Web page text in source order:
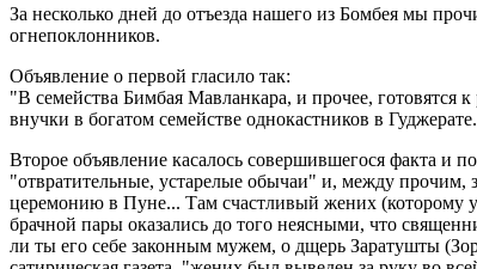
За несколько дней до отъезда нашего из Бомбея мы
огнепоклонников.
Объявление о первой гласило так:
"В семейства Бимбая Мавланкара, и прочее,
внучки в богатом семействе однокастников в
Второе объявление касалось совершившегося факта и
"отвратительные, устарелые обычаи" и, между
церемонию в Пуне... Там счастливый жених (которому
брачной пары оказались до того неясными, что
ли ты его себе законным мужем, о дщерь Заратушты